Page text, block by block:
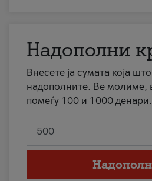
Надополни
Внесете ја сумата која
надополните. Ве молиме,
помеѓу 100 и 1000 денари.